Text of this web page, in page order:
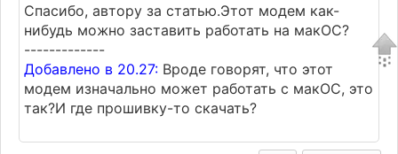
Спасибо, автору за статью.Этот модем как-
нибудь можно заставить работать на макОС?
-------------
Добавлено в 20.27: Вроде говорят, что этот
модем изначально может работать с макОС, это
так?И где прошивку-то скачать?